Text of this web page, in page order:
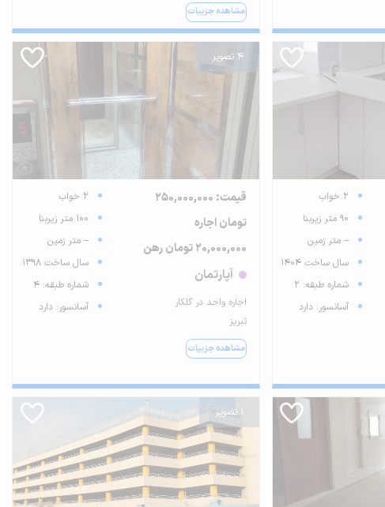
مشاهده جزییات
2 خواب
90 متر زیربنا
-- متر زمین
سال ساخت 1404
شماره طبقه: 2
آسانسور: دارد
4 تصویر
قیمت: 250,000,000
تومان اجاره
20,000,000 تومان رهن
آپارتمان
اجاره واحد در گلکار
تبریز
مشاهده جزییات
2 خواب
100 متر زیربنا
-- متر زمین
سال ساخت 1398
شماره طبقه: 4
آسانسور: دارد
1 تصویر